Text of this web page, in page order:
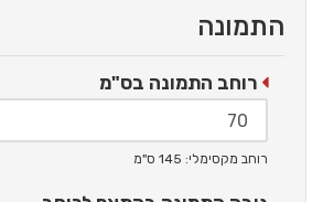
התמונה
רוחב התמונה בס"מ
רוחב מקסימלי: 145 ס"מ